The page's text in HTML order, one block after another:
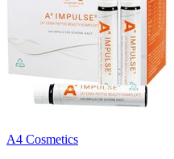
A4 Cosmetics